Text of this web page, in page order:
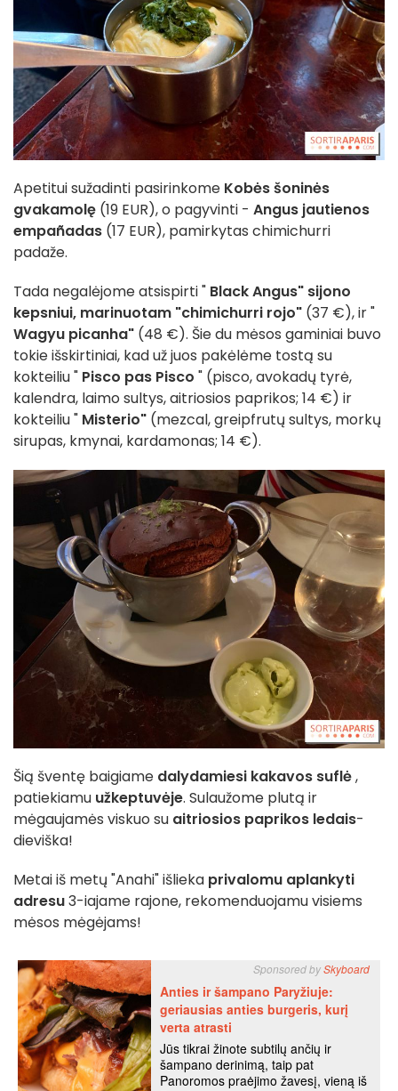
Apetitui sužadinti pasirinkome Kobės šoninės
gvakamolę (19 EUR), o pagyvinti - Angus jautienos
empañadas (17 EUR), pamirkytas chimichurri
padaže.
Tada negalėjome atsispirti " Black Angus" sijono
kepsniui, marinuotam "chimichurri rojo" (37 €), ir "
Wagyu picanha" (48 €). Šie du mėsos gaminiai buvo
tokie išskirtiniai, kad už juos pakėlėme tostą su
kokteiliu " Pisco pas Pisco " (pisco, avokadų tyrė,
kalendra, laimo sultys, aitriosios paprikos; 14 €) ir
kokteiliu " Misterio" (mezcal, greipfrutų sultys, morkų
sirupas, kmynai, kardamonas; 14 €).
Šią šventę baigiame dalydamiesi kakavos suflė,
patiekiamu užkeptuvėje. Sulaužome plutą ir
mėgaujamės viskuo su aitriosios paprikos ledais-
dieviška!
Metai iš metų "Anahi" išlieka privalomu aplankyti
adresu3-iajame rajone, rekomenduojamu visiems
mėsos mėgėjams!